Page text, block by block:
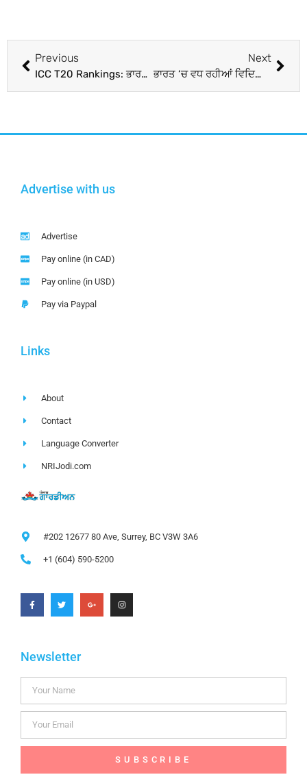
Previous
ICC T20 Rankings: ਭਾਰਤੀ ਖਿਡਾਰੀ T20 ਰੈਂਕਿੰਗ ‘ਚ ਹਨ ਮਸ਼ਹੂਰ, ਸੂਰਿਆਕੁਮਾਰ ਯਾਦਵ ਤੋਂ ਬਾਅਦ ਹੁਣ ਰਵੀ ਬਿਸ਼ਨੋਈ ਨੂੰ ਮਿਲਿਆ ਵਿਸ਼ਵ ਦੇ ਨੰਬਰ 1 ਦਾ ਟੈਗ
Next
ਭਾਰਤ ‘ਚ ਵਧ ਰਹੀਆਂ ਵਿਦਿਆਰਥੀਆਂ ਦੀਆਂ ਖੁਦਕੁਸ਼ੀਆਂ, ਪਿਛਲੇ ਚਾਰ ਸਾਲਾਂ ਵਿੱਚ 35,000 ਤੋਂ ਵੱਧ ਮੌਤਾਂ; 1000 ਤੋਂ ਵੱਧ ਨਾਬਾਲਗ ਕੇਸ: ਰਿਪੋਰਟ
Advertise with us
Advertise
Pay online (in CAD)
Pay online (in USD)
Pay via Paypal
Links
About
Contact
Language Converter
NRIJodi.com
#202 12677 80 Ave, Surrey, BC V3W 3A6
+1 (604) 590-5200
Newsletter
SUBSCRIBE